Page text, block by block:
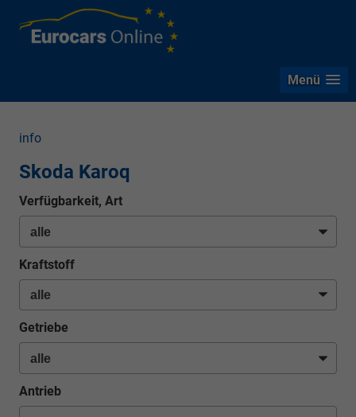
Menü
info
Skoda Karoq
Verfügbarkeit, Art
Kraftstoff
Getriebe
Antrieb